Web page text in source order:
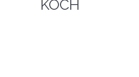
KOCH